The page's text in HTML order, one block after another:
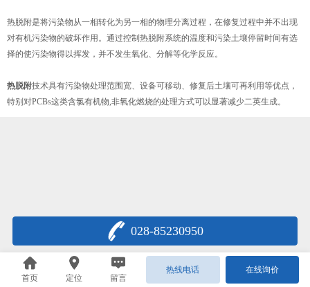
热脱附是将污染物从一相转化为另一相的物理分离过程，在修复过程中并不出现
对有机污染物的破坏作用。通过控制热脱附系统的温度和污染土壤停留时间有选
择的使污染物得以挥发，并不发生氧化、分解等化学反应。
热脱附技术具有污染物处理范围宽、设备可移动、修复后土壤可再利用等优点，
特别对PCBs这类含氯有机物,非氧化燃烧的处理方式可以显著减少二英生成。
028-85230950
首页 定位 留言
热线电话 在线询价